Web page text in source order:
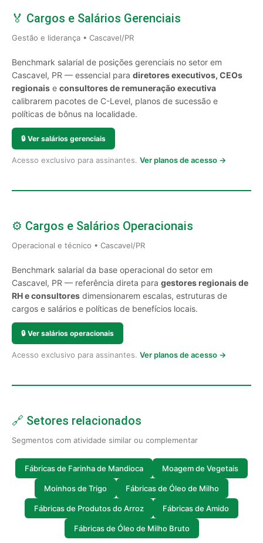
🏅 Cargos e Salários Gerenciais
Gestão e liderança • Cascavel/PR
Benchmark salarial de posições gerenciais no setor em
Cascavel, PR — essencial para diretores executivos, CEOs
regionais e consultores de remuneração executiva
calibrarem pacotes de C-Level, planos de sucessão e
políticas de bônus na localidade.
🔒 Ver salários gerenciais
Acesso exclusivo para assinantes. Ver planos de acesso →
⚙️ Cargos e Salários Operacionais
Operacional e técnico • Cascavel/PR
Benchmark salarial da base operacional do setor em
Cascavel, PR — referência direta para gestores regionais de
RH e consultores dimensionarem escalas, estruturas de
cargos e salários e políticas de benefícios locais.
🔒 Ver salários operacionais
Acesso exclusivo para assinantes. Ver planos de acesso →
🔗 Setores relacionados
Segmentos com atividade similar ou complementar
Fábricas de Farinha de Mandioca Moagem de Vegetais
Moinhos de Trigo Fábricas de Óleo de Milho
Fábricas de Produtos do Arroz Fábricas de Amido
Fábricas de Óleo de Milho Bruto